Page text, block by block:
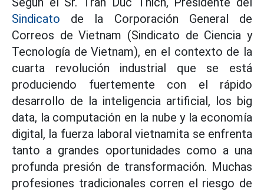
Sindicato de la Corporación General de
Correos de Vietnam (Sindicato de Ciencia y
Tecnología de Vietnam), en el contexto de la
cuarta revolución industrial que se está
produciendo fuertemente con el rápido
desarrollo de la inteligencia artificial, los big
data, la computación en la nube y la economía
digital, la fuerza laboral vietnamita se enfrenta
tanto a grandes oportunidades como a una
profunda presión de transformación. Muchas
profesiones tradicionales corren el riesgo de